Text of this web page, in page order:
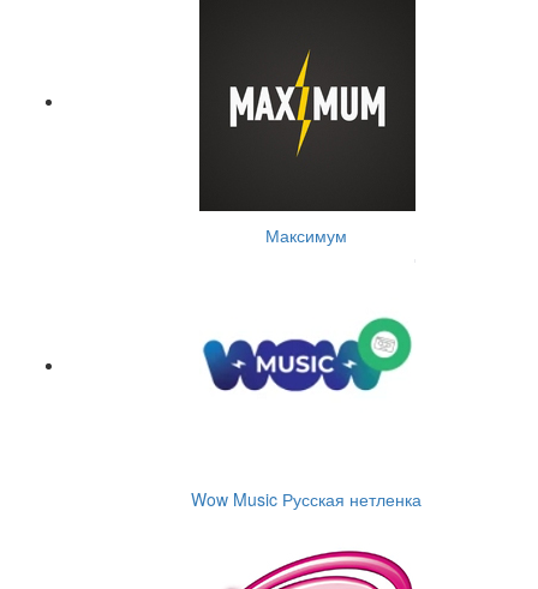
Максимум
Wow Music Русская нетленка